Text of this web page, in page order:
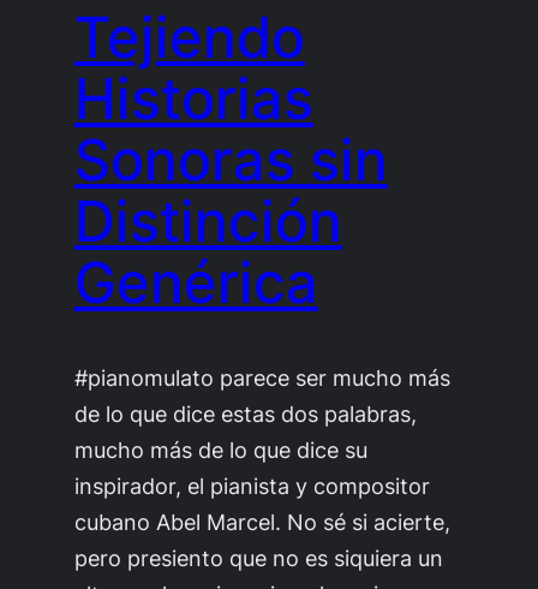
Tejiendo
Historias
Sonoras sin
Distinción
Genérica
#pianomulato parece ser mucho más
de lo que dice estas dos palabras,
mucho más de lo que dice su
inspirador, el pianista y compositor
cubano Abel Marcel. No sé si acierte,
pero presiento que no es siquiera un